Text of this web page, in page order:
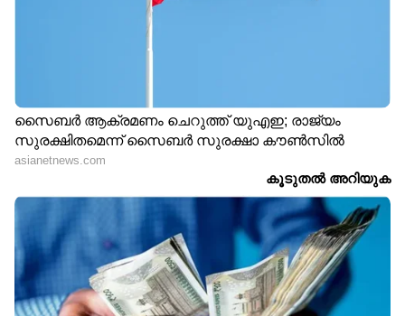
LATEST VIDEOS
അതിഥി തൊഴിലാളികളെ
ബന്ദിയാക്കി ഫോണും പണവും
കവര്‍ന്ന സംഭവം; പ്രതികള്‍
പിടിയില്‍
ഏഴ് മാസം മുമ്പ് 20 പവൻ സ്വർണ്ണം